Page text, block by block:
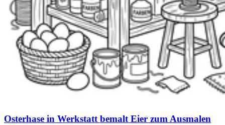
Osterhase in Werkstatt bemalt Eier zum Ausmalen